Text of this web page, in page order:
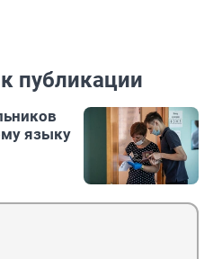
публикации
языку